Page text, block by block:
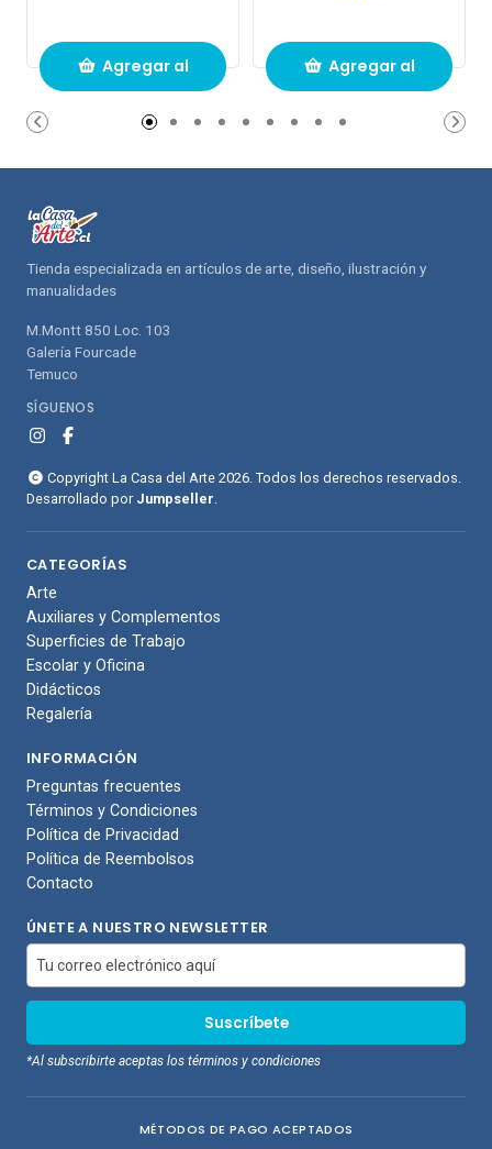
Agregar al
carrito de
compras
Agregar al
carrito de
compras
Tienda especializada en artículos de arte, diseño, ilustración y
manualidades
M.Montt 850 Loc. 103
Galería Fourcade
Temuco
SÍGUENOS
Copyright La Casa del Arte 2026. Todos los derechos reservados.
Desarrollado por Jumpseller
CATEGORÍAS
Arte
Auxiliares y Complementos
Superficies de Trabajo
Escolar y Oficina
Didácticos
Regalería
INFORMACIÓN
Preguntas frecuentes
Términos y Condiciones
Política de Privacidad
Política de Reembolsos
Contacto
ÚNETE A NUESTRO NEWSLETTER
*Al subscribirte aceptas los términos y condiciones
MÉTODOS DE PAGO ACEPTADOS